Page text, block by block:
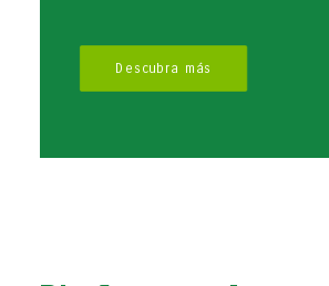
Descubra más